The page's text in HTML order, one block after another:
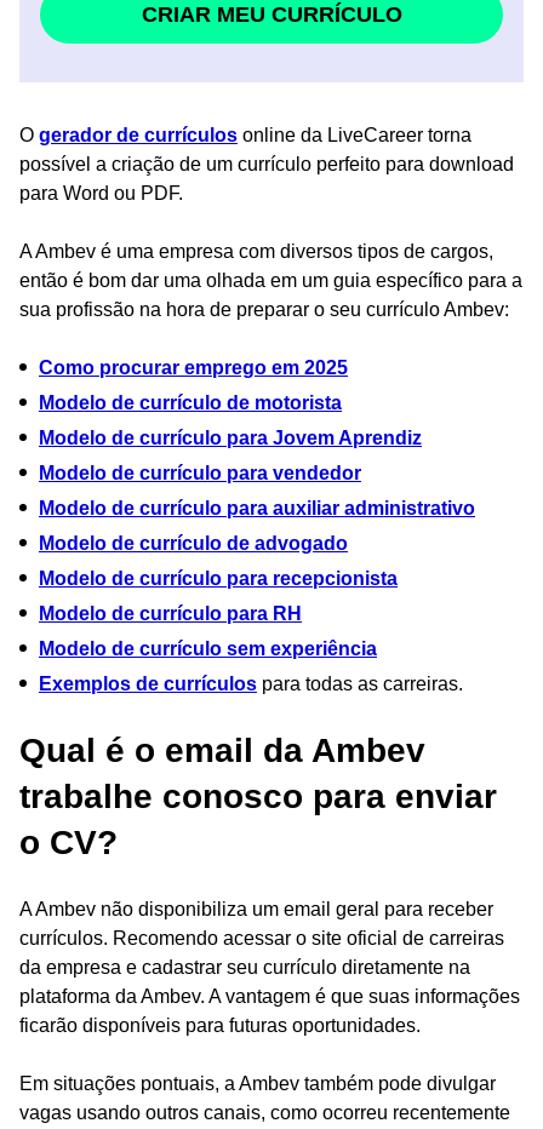
CRIAR MEU CURRÍCULO
O gerador de currículos online da LiveCareer torna
possível a criação de um currículo perfeito para download
para Word ou PDF.
A Ambev é uma empresa com diversos tipos de cargos,
então é bom dar uma olhada em um guia específico para a
sua profissão na hora de preparar o seu currículo Ambev:
Como procurar emprego em 2025
Modelo de currículo de motorista
Modelo de currículo para Jovem Aprendiz
Modelo de currículo para vendedor
Modelo de currículo para auxiliar administrativo
Modelo de currículo de advogado
Modelo de currículo para recepcionista
Modelo de currículo para RH
Modelo de currículo sem experiência
Exemplos de currículos para todas as carreiras.
Qual é o email da Ambev
trabalhe conosco para enviar
o CV?
A Ambev não disponibiliza um email geral para receber
currículos. Recomendo acessar o site oficial de carreiras
da empresa e cadastrar seu currículo diretamente na
plataforma da Ambev. A vantagem é que suas informações
ficarão disponíveis para futuras oportunidades.
Em situações pontuais, a Ambev também pode divulgar
vagas usando outros canais, como ocorreu recentemente